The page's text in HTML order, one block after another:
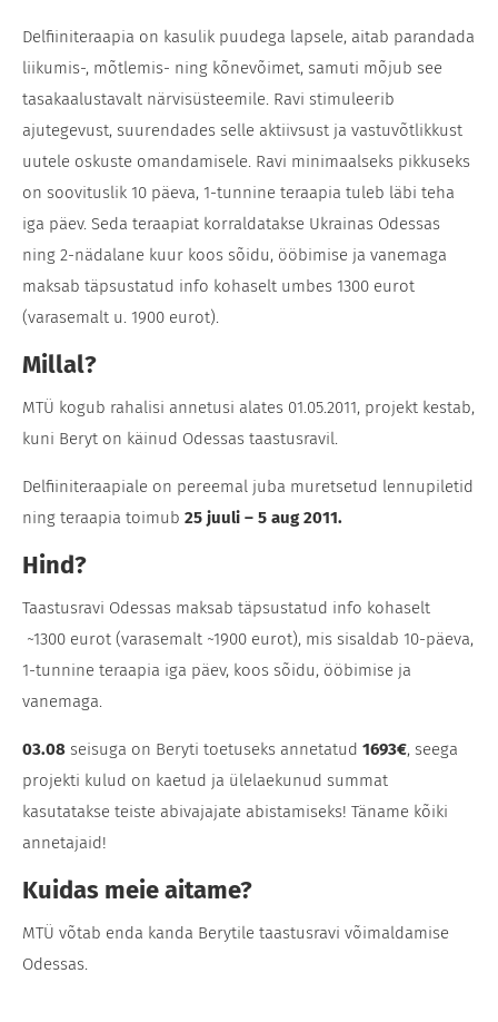
Delfiiniteraapia on kasulik puudega lapsele, aitab parandada
liikumis-, mõtlemis- ning kõnevõimet, samuti mõjub see
tasakaalustavalt närvisüsteemile. Ravi stimuleerib
ajutegevust, suurendades selle aktiivsust ja vastuvõtlikkust
uutele oskuste omandamisele. Ravi minimaalseks pikkuseks
on soovituslik 10 päeva, 1-tunnine teraapia tuleb läbi teha
iga päev. Seda teraapiat korraldatakse Ukrainas Odessas
ning 2-nädalane kuur koos sõidu, ööbimise ja vanemaga
maksab täpsustatud info kohaselt umbes 1300 eurot
(varasemalt u. 1900 eurot).
Millal?
MTÜ kogub rahalisi annetusi alates 01.05.2011, projekt kestab,
kuni Beryt on käinud Odessas taastusravil.
Delfiiniteraapiale on pereemal juba muretsetud lennupiletid
ning teraapia toimub 25 juuli – 5 aug 2011.
Hind?
Taastusravi Odessas maksab täpsustatud info kohaselt
~1300 eurot (varasemalt ~1900 eurot), mis sisaldab 10-päeva,
1-tunnine teraapia iga päev, koos sõidu, ööbimise ja
vanemaga.
03.08 seisuga on Beryti toetuseks annetatud 1693€, seega
projekti kulud on kaetud ja ülelaekunud summat
kasutatakse teiste abivajajate abistamiseks! Täname kõiki
annetajaid!
Kuidas meie aitame?
MTÜ võtab enda kanda Berytile taastusravi võimaldamise
Odessas.